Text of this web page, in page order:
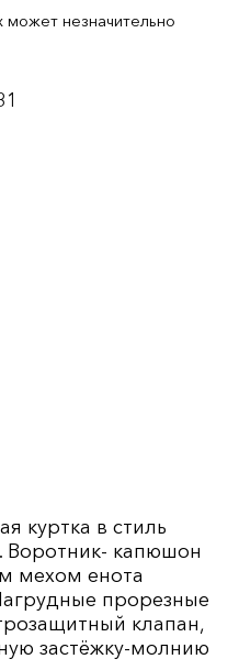
незначительно
куртка в стиль
Воротник- капюшон
мехом енота
прорезные
клапан,
застёжку-молнию